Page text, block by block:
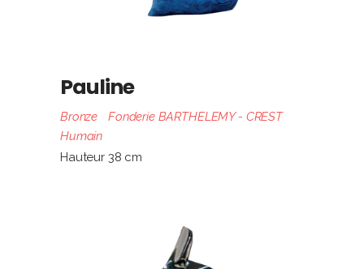
Pauline
Bronze
Fonderie BARTHELEMY - CREST
Humain
Hauteur 38 cm